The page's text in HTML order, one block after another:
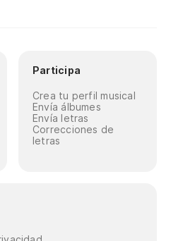
Participa
Crea tu perfil musical
Envía álbumes
Envía letras
Correcciones de
letras